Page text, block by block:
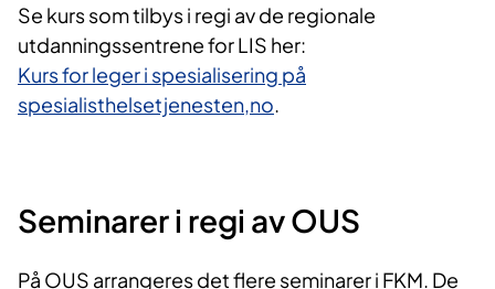
Se kurs som tilbys i regi av de regionale
utdanningssentrene for LIS her:
Kurs for leger i spesialisering på
spesialisthelsetjenesten,no.
Seminarer i regi av OUS
På OUS arrangeres det flere seminarer i FKM. De